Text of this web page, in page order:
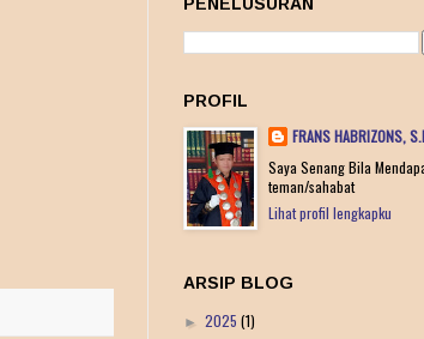
PROFIL
FRANS HABRIZONS,
Saya Senang Bila
teman/sahabat
Lihat profil lengkapku
ARSIP BLOG
► 2025 (1)